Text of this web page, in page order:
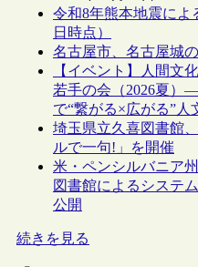
令和8年熊本地震によ
日時点）
名古屋市、名古屋城
【イベント】人間文
若手の会（2026夏）
で“繋がる×広がる”人
埼玉県立久喜図書館
ルで一句!」を開催
米・ペンシルバニア
図書館によるシステ
公開
続きを見る